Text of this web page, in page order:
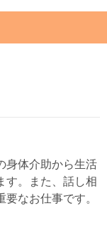
身体介助から生活
す。また、話し相
なお仕事です。